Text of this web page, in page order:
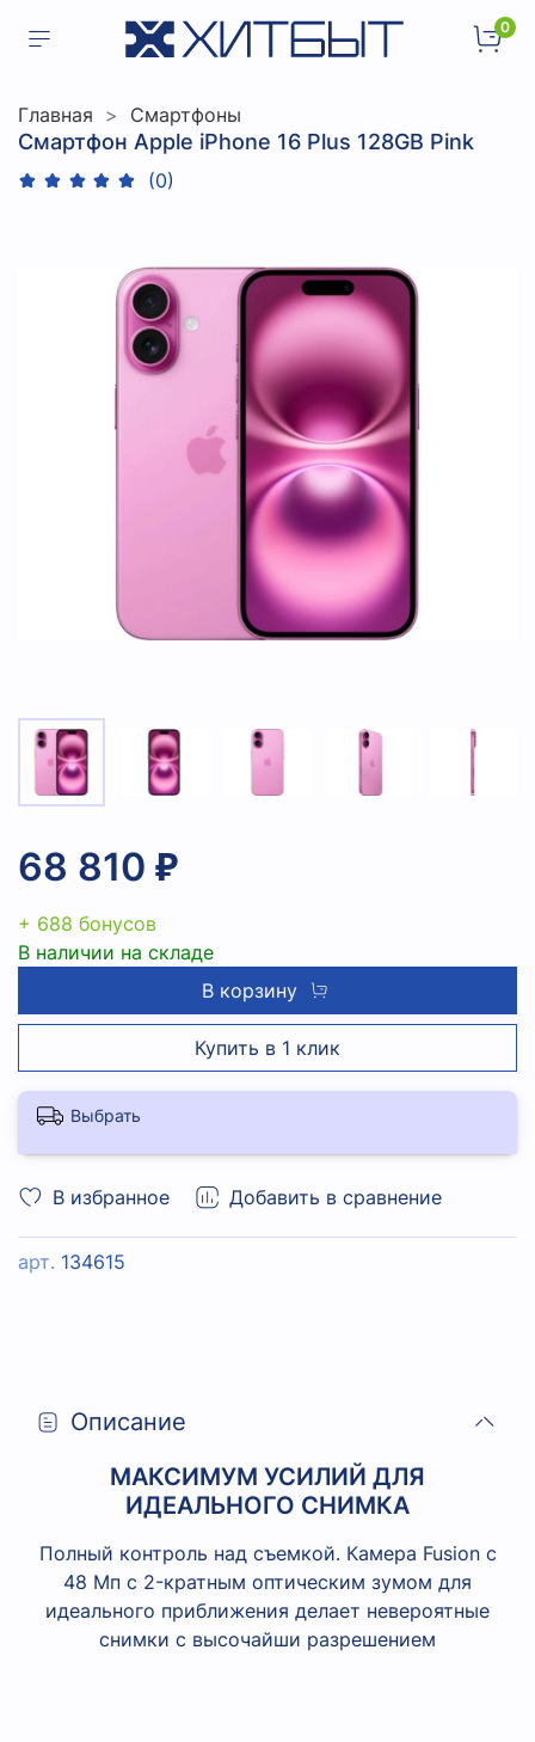
0
Главная Смартфоны
Смартфон Apple iPhone 16 Plus 128GB Pink
(0)
В избранное Добавить в сравнение
арт. 134615
68 810 ₽
+ 688 бонусов
В наличии на складе
В корзину
Купить в 1 клик
Выбрать
Описание
МАКСИМУМ УСИЛИЙ ДЛЯ
ИДЕАЛЬНОГО СНИМКА
Полный контроль над съемкой. Камера Fusion с
48 Мп с 2-кратным оптическим зумом для
идеального приближения делает невероятные
снимки с высочайши разрешением